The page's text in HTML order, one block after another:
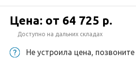
Цена: от 64 725 р.
Доступно на дальних складах
Не устроила цена, позвоните